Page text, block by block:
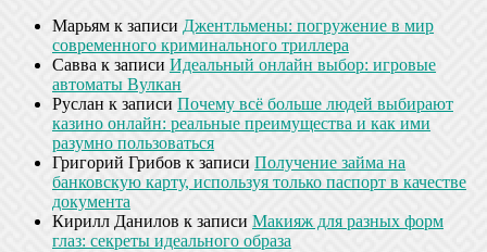
Марьям к записи Джентльмены: погружение в мир
современного криминального триллера
Савва к записи Идеальный онлайн выбор: игровые
автоматы Вулкан
Руслан к записи Почему всё больше людей выбирают
казино онлайн: реальные преимущества и как ими
разумно пользоваться
Григорий Грибов к записи Получение займа на
банковскую карту, используя только паспорт в качестве
документа
Кирилл Данилов к записи Макияж для разных форм
глаз: секреты идеального образа